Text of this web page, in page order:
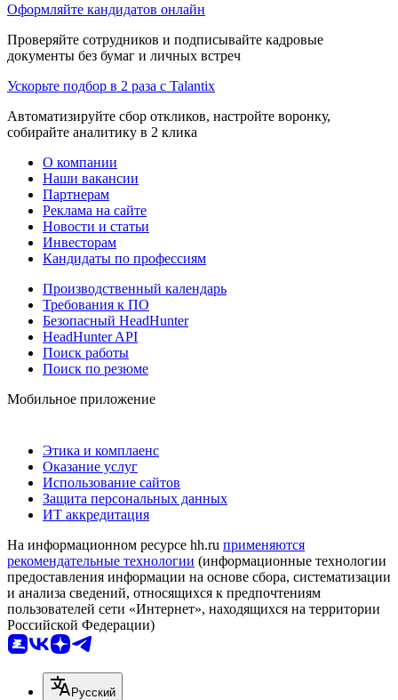
Оформляйте кандидатов онлайн
Проверяйте сотрудников и подписывайте кадровые
документы без бумаг и личных встреч
Ускорьте подбор в 2 раза с Talantix
Автоматизируйте сбор откликов, настройте воронку,
собирайте аналитику в 2 клика
О компании
Наши вакансии
Партнерам
Реклама на сайте
Новости и статьи
Инвесторам
Кандидаты по профессиям
Производственный календарь
Требования к ПО
Безопасный HeadHunter
HeadHunter API
Поиск работы
Поиск по резюме
Мобильное приложение
Этика и комплаенс
Оказание услуг
Использование сайтов
Защита персональных данных
ИТ аккредитация
На информационном ресурсе hh.ru применяются
рекомендательные технологии (информационные технологии
предоставления информации на основе сбора, систематизации
и анализа сведений, относящихся к предпочтениям
пользователей сети «Интернет», находящихся на территории
Российской Федерации)
Русский